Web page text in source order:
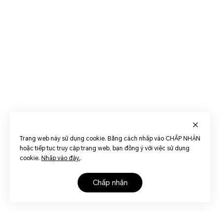
Trang web này sử dụng cookie. Bằng cách nhấp vào CHẤP NHẬN
hoặc tiếp tục truy cập trang web, bạn đồng ý với việc sử dụng
cookie. Nhấp vào đây..
chấp nhận